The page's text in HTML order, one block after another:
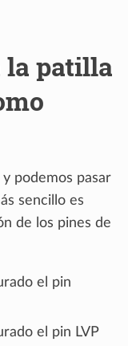
la patilla
podemos pasar
sencillo es
de los pines de
el pin
el pin LVP